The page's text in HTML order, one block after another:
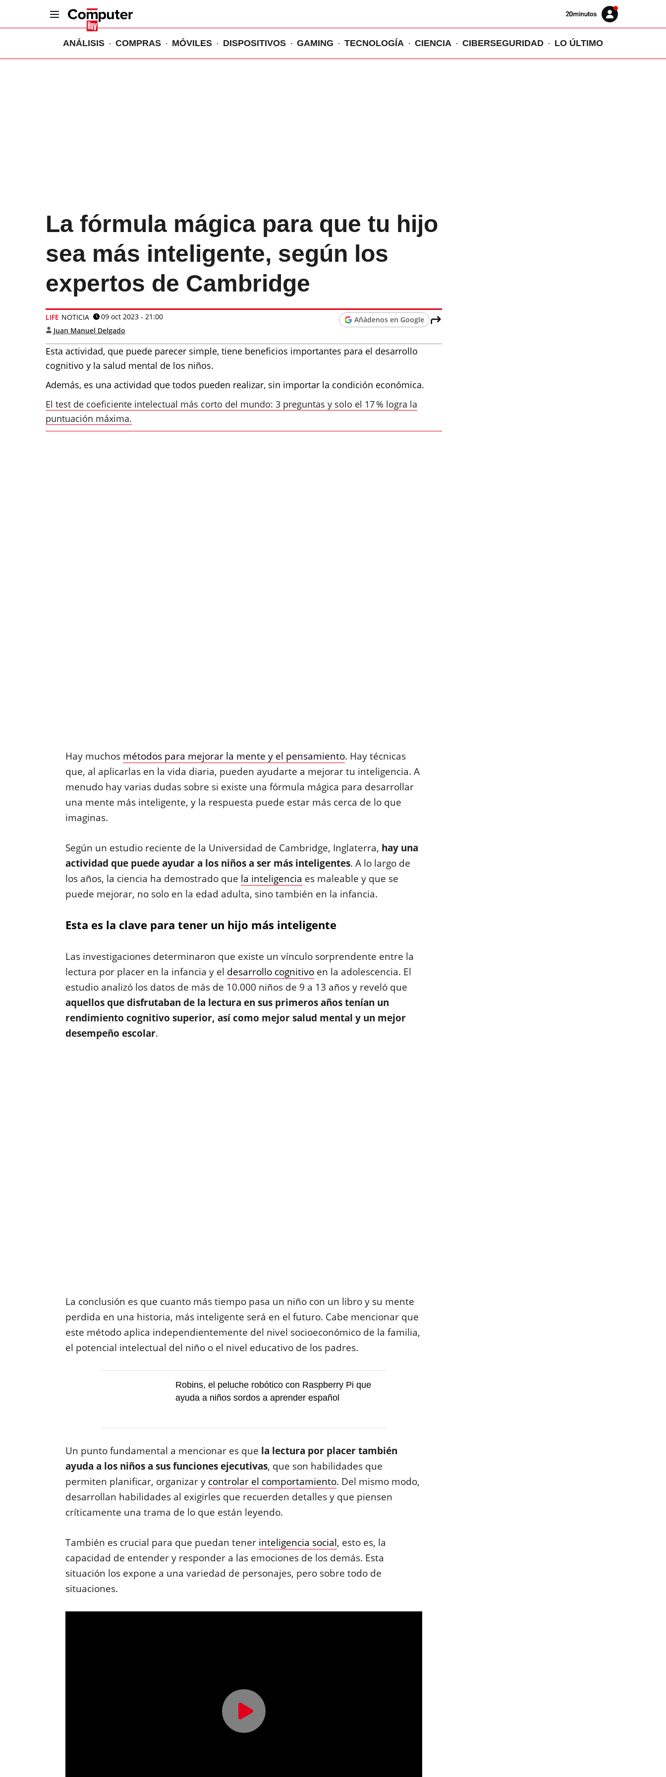
Volver
Iniciar
sesión
ANÁLISIS COMPRAS MÓVILES DISPOSITIVOS GAMING TECNOLOGÍA CIENCIA CIBERSEGURIDAD LO ÚLTIMO
La fórmula mágica para que tu hijo
sea más inteligente, según los
expertos de Cambridge
LIFE NOTICIA
09 oct 2023 - 21:00
Juan Manuel Delgado
Añádenos en Google
Esta actividad, que puede parecer simple, tiene beneficios importantes para el desarrollo
cognitivo y la salud mental de los niños.
Además, es una actividad que todos pueden realizar, sin importar la condición económica.
El test de coeficiente intelectual más corto del mundo: 3 preguntas y solo el 17 % logra la
puntuación máxima.
Hay muchos métodos para mejorar la mente y el pensamiento. Hay técnicas
que, al aplicarlas en la vida diaria, pueden ayudarte a mejorar tu inteligencia. A
menudo hay varias dudas sobre si existe una fórmula mágica para desarrollar
una mente más inteligente, y la respuesta puede estar más cerca de lo que
imaginas.
Según un estudio reciente de la Universidad de Cambridge, Inglaterra, hay una
actividad que puede ayudar a los niños a ser más inteligentes. A lo largo de
los años, la ciencia ha demostrado que la inteligencia es maleable y que se
puede mejorar, no solo en la edad adulta, sino también en la infancia.
Esta es la clave para tener un hijo más inteligente
Las investigaciones determinaron que existe un vínculo sorprendente entre la
lectura por placer en la infancia y el desarrollo cognitivoen la adolescencia. El
estudio analizó los datos de más de 10.000 niños de 9 a 13 años y reveló que
aquellos que disfrutaban de la lectura en sus primeros años tenían un
rendimiento cognitivo superior, así como mejor salud mental y un mejor
desempeño escolar.
La conclusión es que cuanto más tiempo pasa un niño con un libro y su mente
perdida en una historia, más inteligente será en el futuro. Cabe mencionar que
este método aplica independientemente del nivel socioeconómico de la familia,
el potencial intelectual del niño o el nivel educativo de los padres.
Robins, el peluche robótico con Raspberry Pi que
ayuda a niños sordos a aprender español
Un punto fundamental a mencionar es que la lectura por placer también
ayuda a los niños a sus funciones ejecutivas, que son habilidades que
permiten planificar, organizar y controlar el comportamiento. Del mismo modo,
desarrollan habilidades al exigirles que recuerden detalles y que piensen
críticamente una trama de lo que están leyendo.
También es crucial para que puedan tener inteligencia social, esto es, la
capacidad de entender y responder a las emociones de los demás. Esta
situación los expone a una variedad de personajes, pero sobre todo de
situaciones.